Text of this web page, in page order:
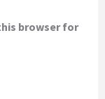
browser for